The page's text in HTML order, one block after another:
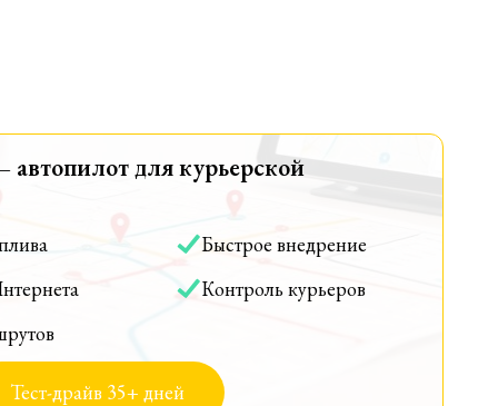
для курьерской
Быстрое внедрение
Контроль курьеров
Тест-драйв 35+ дней